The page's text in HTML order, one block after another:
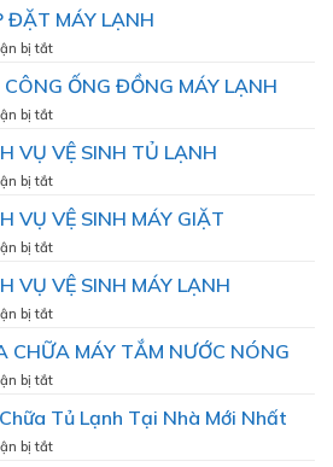
–
pháp
giúp
máy
hoạt
động
bền
bỉ,
lạnh
MÁY
GIÁ
BẢO
MÁY
ĐẶT MÁY LẠNH
bị tắtở
GIÁ
LẮP
MÁY
ỐNG ĐỒNG MÁY LẠNH
bị tắtở
GIÁ
THI
ỐNG
MÁY
LẠNH
VỤ VỆ SINH TỦ LẠNH
bị tắtở
GIÁ
DỊCH
VỆ
TỦ
LẠNH
VỤ VỆ SINH MÁY GIẶT
bị tắtở
GIÁ
DỊCH
VỆ
MÁY
GIẶT
VỤ VỆ SINH MÁY LẠNH
bị tắtở
GIÁ
DỊCH
VỆ
MÁY
CHỮA MÁY TẮM NƯỚC NÓNG
bị tắtở
GIÁ
SỬA
Tủ Lạnh Tại Nhà Mới Nhất
bị tắtở